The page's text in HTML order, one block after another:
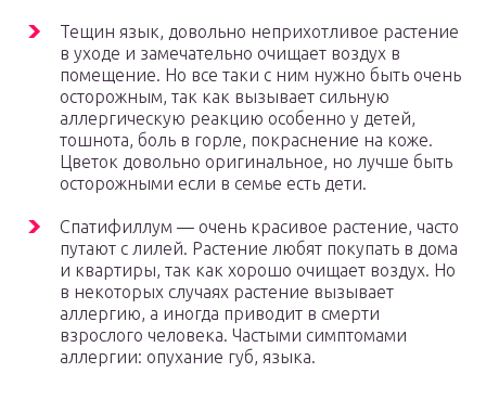
Тещин язык, довольно неприхотливое растение
в уходе и замечательно очищает воздух в
помещение. Но все таки с ним нужно быть очень
осторожным, так как вызывает сильную
аллергическую реакцию особенно у детей,
тошнота, боль в горле, покраснение на коже.
Цветок довольно оригинальное, но лучше быть
осторожными если в семье есть дети.
Спатифиллум — очень красивое растение, часто
путают с лилей. Растение любят покупать в дома
и квартиры, так как хорошо очищает воздух. Но
в некоторых случаях растение вызывает
аллергию, а иногда приводит в смерти
взрослого человека. Частыми симптомами
аллергии: опухание губ, языка.